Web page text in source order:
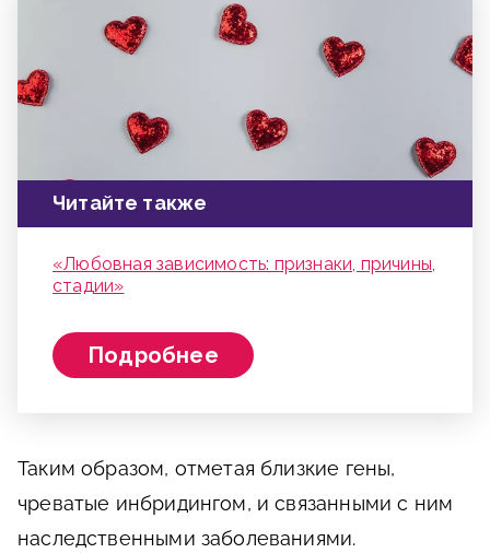
Читайте также
«Любовная зависимость: признаки, причины,
стадии»
Подробнее
Таким образом, отметая близкие гены,
чреватые инбридингом, и связанными с ним
наследственными заболеваниями.